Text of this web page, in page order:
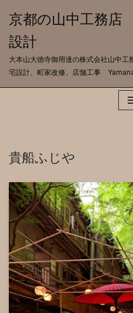
ン
テ
ン
京都の山中工務店
設計
大本山大徳寺御用達の株式会社山中
宅設計、町家改修、店舗工事
貴船ふじや